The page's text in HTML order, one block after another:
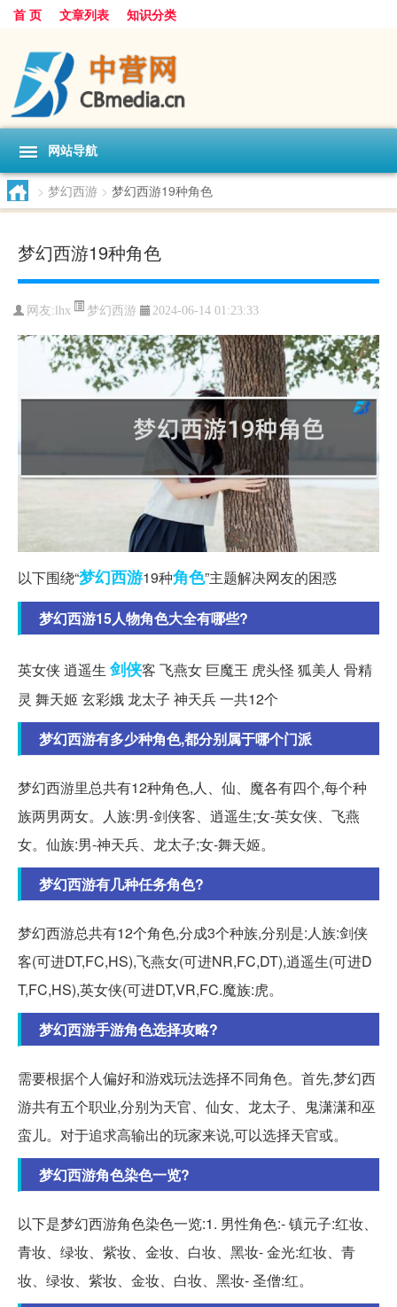
首 页 文章列表 知识分类
网站导航
> 梦幻西游 > 梦幻西游19种角色
梦幻西游19种角色
网友:lhx 梦幻西游 2024-06-14 01:23:33
以下围绕“梦幻西游19种角色”主题解决网友的困惑
梦幻西游15人物角色大全有哪些?
英女侠 逍遥生 剑侠客 飞燕女 巨魔王 虎头怪 狐美人 骨精
灵 舞天姬 玄彩娥 龙太子 神天兵 一共12个
梦幻西游有多少种角色,都分别属于哪个门派
梦幻西游里总共有12种角色,人、仙、魔各有四个,每个种
族两男两女。人族:男-剑侠客、逍遥生;女-英女侠、飞燕
女。仙族:男-神天兵、龙太子;女-舞天姬。
梦幻西游有几种任务角色?
梦幻西游总共有12个角色,分成3个种族,分别是:人族:剑侠
客(可进DT,FC,HS),飞燕女(可进NR,FC,DT),逍遥生(可进D
T,FC,HS),英女侠(可进DT,VR,FC.魔族:虎。
梦幻西游手游角色选择攻略?
需要根据个人偏好和游戏玩法选择不同角色。首先,梦幻西
游共有五个职业,分别为天官、仙女、龙太子、鬼潇潇和巫
蛮儿。对于追求高输出的玩家来说,可以选择天官或。
梦幻西游角色染色一览?
以下是梦幻西游角色染色一览:1. 男性角色:- 镇元子:红妆、
青妆、绿妆、紫妆、金妆、白妆、黑妆- 金光:红妆、青
妆、绿妆、紫妆、金妆、白妆、黑妆- 圣僧:红。